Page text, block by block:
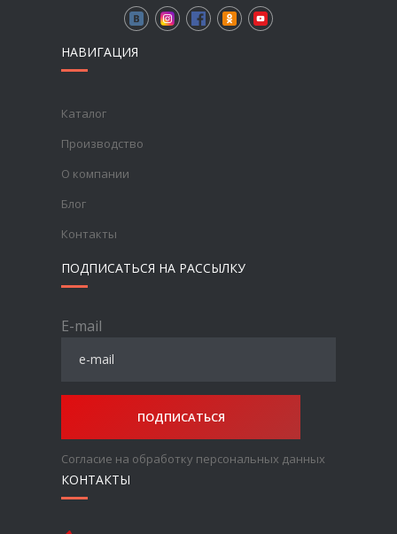
НАВИГАЦИЯ
Каталог
Производство
О компании
Блог
Контакты
ПОДПИСАТЬСЯ НА РАССЫЛКУ
E-mail
ПОДПИСАТЬСЯ
Согласие на обработку персональных данных
КОНТАКТЫ